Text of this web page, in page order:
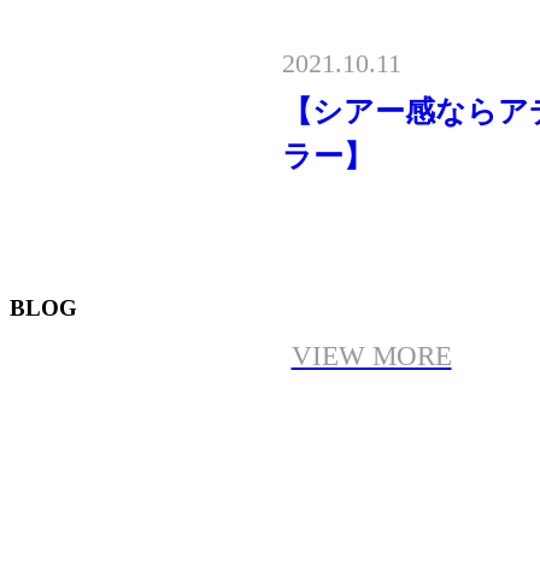
2021.10.11
【シアー感なら
ラー】
VIEW MORE
BLOG